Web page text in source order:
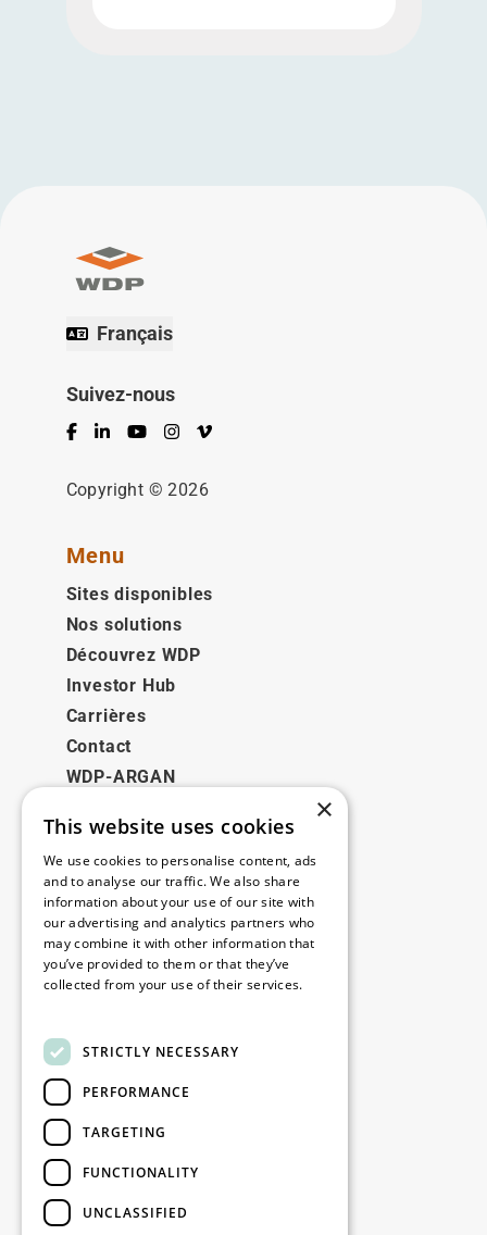
Français
Suivez-nous
Facebook
LinkedInYouTubeInstagram
Vimeo
Copyright © 2026
Menu
Sites disponibles
Nos solutions
Découvrez WDP
Investor Hub
Carrières
Contact
WDP-ARGAN
Juridique
Disclaimer
Politique de confidentialité
Cookie Policy
Contact
Restez informé
Restez à jour : inscrivez-vous à nos
newsletters Marketing
×
This website uses cookies
We use cookies to personalise content, ads
and to analyse our traffic. We also share
information about your use of our site with
our advertising and analytics partners who
may combine it with other information that
you’ve provided to them or that they’ve
collected from your use of their services.
STRICTLY NECESSARY
PERFORMANCE
TARGETING
FUNCTIONALITY
UNCLASSIFIED